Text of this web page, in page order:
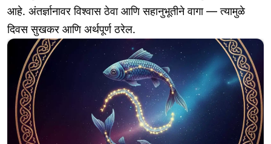
आहे. अंतर्ज्ञानावर विश्वास ठेवा आणि सहानुभूतीने वागा — त्यामुळे
दिवस सुखकर आणि अर्थपूर्ण ठरेल.